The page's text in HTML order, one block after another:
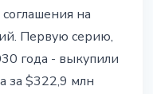
на
Первую серию,
года - выкупили
за $322,9 млн